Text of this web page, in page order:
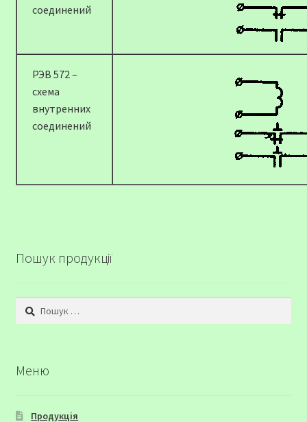
соединений
РЭВ 572 –
схема
внутренних
соединений
Пошук продукції
Пошук:
Меню
Продукція